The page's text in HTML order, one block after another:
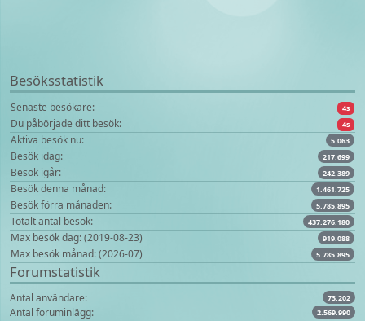
Besöksstatistik
Senaste besökare: 4s
Du påbörjade ditt besök: 4s
Aktiva besök nu: 5.063
Besök idag: 217.699
Besök igår: 242.389
Besök denna månad: 1.461.725
Besök förra månaden: 5.785.895
Totalt antal besök: 437.276.180
Max besök dag: (2019-08-23) 919.088
Max besök månad: (2026-07) 5.785.895
Forumstatistik
Antal användare: 73.202
Antal foruminlägg: 2.569.990